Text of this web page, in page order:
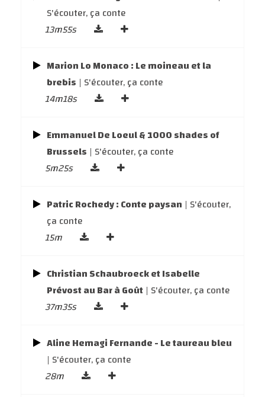
S'écouter, ça conte
13m55s
Marion Lo Monaco : Le moineau et la
brebis | S'écouter, ça conte
14m18s
Emmanuel De Loeul & 1000 shades of
Brussels | S'écouter, ça conte
5m25s
Patric Rochedy : Conte paysan | S'écouter,
ça conte
15m
Christian Schaubroeck et Isabelle
Prévost au Bar à Goût | S'écouter, ça conte
37m35s
Aline Hemagi Fernande - Le taureau bleu
| S'écouter, ça conte
28m